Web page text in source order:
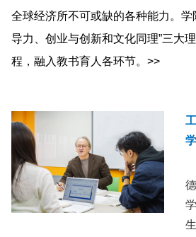
全球经济所不可或缺的各种能力。学
导力、创业与创新和文化同理”三大
程，融入教书育人各环节。 >>